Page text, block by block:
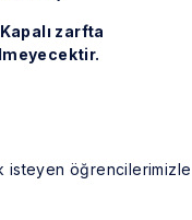
zarfta
isteyen öğrencilerimizle